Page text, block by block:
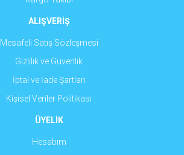
ALIŞVERİŞ
Mesafeli Satış Sözleşmesi
Gizlilik ve Güvenlik
İptal ve İade Şartları
Kişisel Veriler Politikası
ÜYELİK
Hesabım